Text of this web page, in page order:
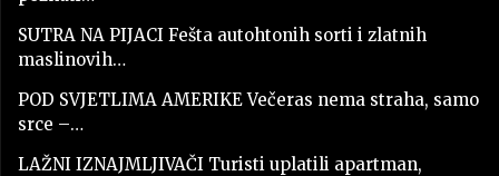
SUTRA NA PIJACI Fešta autohtonih sorti i zlatnih
maslinovih…
POD SVJETLIMA AMERIKE Večeras nema straha, samo
srce –…
LAŽNI IZNAJMLJIVAČI Turisti uplatili apartman,